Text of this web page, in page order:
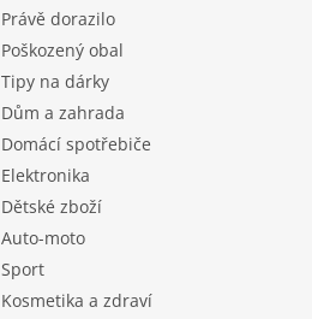
Právě dorazilo
Poškozený obal
Tipy na dárky
Dům a zahrada
Domácí spotřebiče
Elektronika
Dětské zboží
Auto-moto
Sport
Kosmetika a zdraví